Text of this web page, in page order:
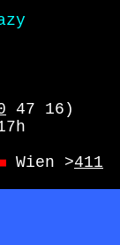
47 16)
Wien >411